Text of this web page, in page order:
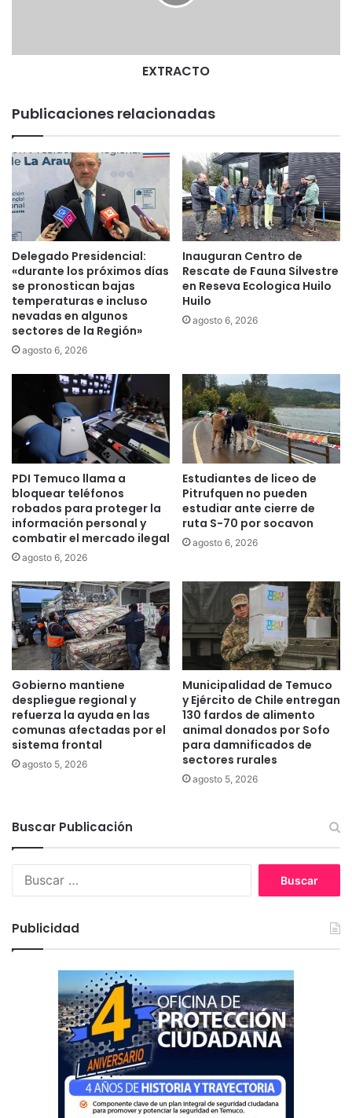
EXTRACTO
Publicaciones relacionadas
Delegado Presidencial:
«durante los próximos días
se pronostican bajas
temperaturas e incluso
nevadas en algunos
sectores de la Región»
agosto 6, 2026
Inauguran Centro de
Rescate de Fauna Silvestre
en Reseva Ecologica Huilo
Huilo
agosto 6, 2026
PDI Temuco llama a
bloquear teléfonos
robados para proteger la
información personal y
combatir el mercado ilegal
agosto 6, 2026
Estudiantes de liceo de
Pitrufquen no pueden
estudiar ante cierre de
ruta S-70 por socavon
agosto 6, 2026
Gobierno mantiene
despliegue regional y
refuerza la ayuda en las
comunas afectadas por el
sistema frontal
agosto 5, 2026
Municipalidad de Temuco
y Ejército de Chile entregan
130 fardos de alimento
animal donados por Sofo
para damnificados de
sectores rurales
agosto 5, 2026
Buscar Publicación
:
Publicidad